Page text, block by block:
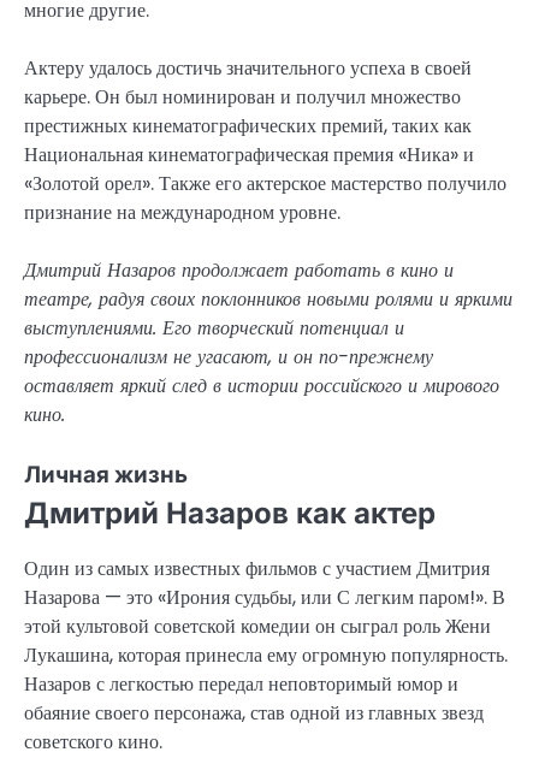
многие другие.
Актеру удалось достичь значительного успеха в своей
карьере. Он был номинирован и получил множество
престижных кинематографических премий, таких как
Национальная кинематографическая премия «Ника» и
«Золотой орел». Также его актерское мастерство получило
признание на международном уровне.
Дмитрий Назаров продолжает работать в кино и
театре, радуя своих поклонников новыми ролями и яркими
выступлениями. Его творческий потенциал и
профессионализм не угасают, и он по-прежнему
оставляет яркий след в истории российского и мирового
кино.
Личная жизнь
Дмитрий Назаров как актер
Один из самых известных фильмов с участием Дмитрия
Назарова — это «Ирония судьбы, или С легким паром!». В
этой культовой советской комедии он сыграл роль Жени
Лукашина, которая принесла ему огромную популярность.
Назаров с легкостью передал неповторимый юмор и
обаяние своего персонажа, став одной из главных звезд
советского кино.